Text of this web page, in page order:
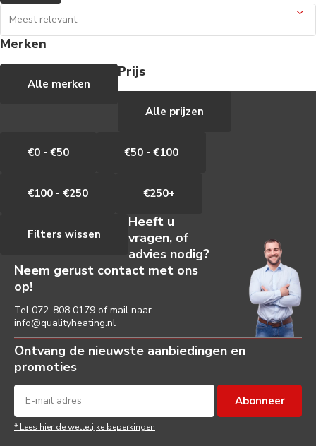
Merken
Alle merken
Prijs
Alle prijzen
€0 - €50 €50 - €100
€100 - €250 €250+
Filters wissen
Heeft u
vragen, of
advies nodig?
Neem gerust contact met ons
op!
Tel 072-808 0179 of mail naar
info@qualityheating.nl
Ontvang de nieuwste aanbiedingen en
promoties
Abonneer
* Lees hier de wettelijke beperkingen